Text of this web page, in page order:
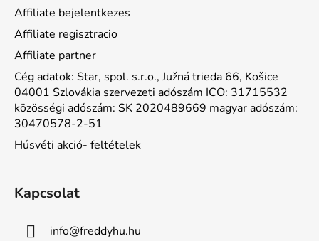
Affiliate bejelentkezes
Affiliate regisztracio
Affiliate partner
Cég adatok: Star, spol. s.r.o., Južná trieda 66, Košice
04001 Szlovákia szervezeti adószám ICO: 31715532
közösségi adószám: SK 2020489669 magyar adószám:
30470578-2-51
Húsvéti akció- feltételek
Kapcsolat
info@freddyhu.hu